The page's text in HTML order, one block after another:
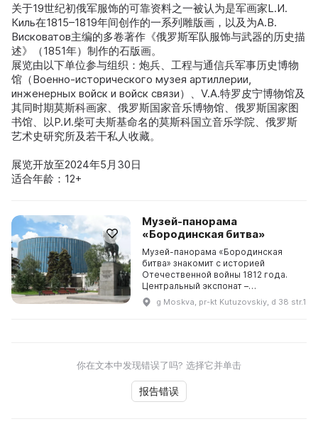
关于19世纪初俄军服饰的可靠资料之一被认为是军画家L.И.
Киль在1815–1819年间创作的一系列雕版画，以及为A.В.
Висковатов主编的多卷著作《俄罗斯军队服饰与武器的历史描
述》（1851年）制作的石版画。
展览由以下单位参与组织：炮兵、工程与通信兵军事历史博物
馆（Военно-исторического музея артиллерии,
инженерных войск и войск связи）、V.А.特罗皮宁博物馆及
其同时期莫斯科画家、俄罗斯国家音乐博物馆、俄罗斯国家图
书馆、以P.И.柴可夫斯基命名的莫斯科国立音乐学院、俄罗斯
艺术史研究所及若干私人收藏。
展览开放至2024年5月30日
适合年龄：12+
Музей-панорама
«Бородинская битва»
Музей-панорама «Бородинская
битва» знакомит с историей
Отечественной войны 1812 года.
Центральный экспонат –
художественная панорама
«Бородино» – одна из самых
g Moskva, pr-kt Kutuzovskiy, d 38 str.1
你在文本中发现错误了吗? 选择它并单击
报告错误